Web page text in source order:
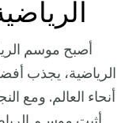
أصبح موسم
الرياضية، يجذب
أنحاء العالم. ومع